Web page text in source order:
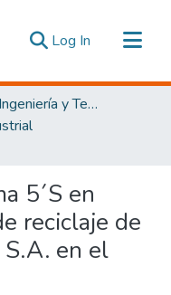
Log In (current)
Facultad de Ingeniería y Tecnologías de la Información y la Comunicación
5´S en
reciclaje de
S.A. en el